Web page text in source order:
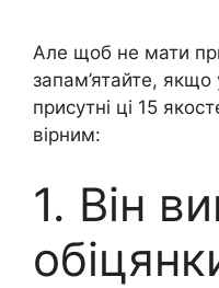
Але щоб не мати
запам’ятайте,
присутні ці 15
вірним:
1. Він